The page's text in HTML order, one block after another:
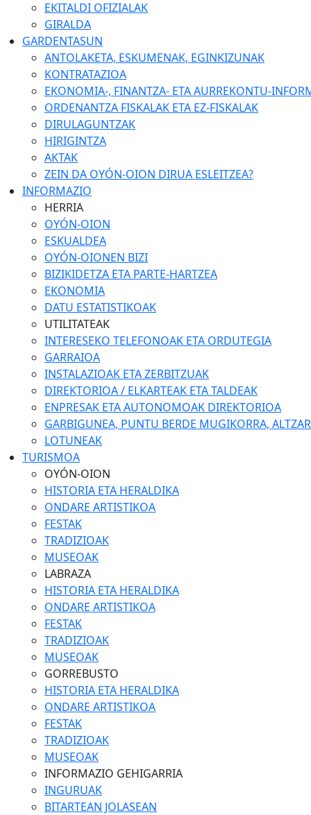
EKITALDI OFIZIALAK
GIRALDA
GARDENTASUN
ANTOLAKETA, ESKUMENAK, EGINKIZUNAK
KONTRATAZIOA
EKONOMIA-, FINANTZA- ETA AURREKONTU-
ORDENANTZA FISKALAK ETA EZ-FISKALAK
DIRULAGUNTZAK
HIRIGINTZA
AKTAK
ZEIN DA OYÓN-OION DIRUA ESLEITZEA?
INFORMAZIO
HERRIA
OYÓN-OION
ESKUALDEA
OYÓN-OIONEN BIZI
BIZIKIDETZA ETA PARTE-HARTZEA
EKONOMIA
DATU ESTATISTIKOAK
UTILITATEAK
INTERESEKO TELEFONOAK ETA ORDUTEGIA
GARRAIOA
INSTALAZIOAK ETA ZERBITZUAK
DIREKTORIOA / ELKARTEAK ETA TALDEAK
ENPRESAK ETA AUTONOMOAK DIREKTORIOA
GARBIGUNEA, PUNTU BERDE MUGIKORRA,
LOTUNEAK
TURISMOA
OYÓN-OION
HISTORIA ETA HERALDIKA
ONDARE ARTISTIKOA
FESTAK
TRADIZIOAK
MUSEOAK
LABRAZA
HISTORIA ETA HERALDIKA
ONDARE ARTISTIKOA
FESTAK
TRADIZIOAK
MUSEOAK
GORREBUSTO
HISTORIA ETA HERALDIKA
ONDARE ARTISTIKOA
FESTAK
TRADIZIOAK
MUSEOAK
INFORMAZIO GEHIGARRIA
INGURUAK
BITARTEAN JOLASEAN